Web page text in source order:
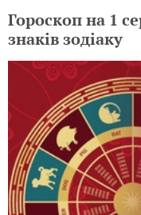
Гороскоп на 1
знаків зодіаку